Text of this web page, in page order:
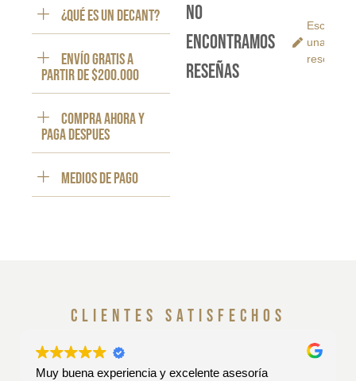
¿Qué es un decant?
ENVÍO GRATIS a
partir de $200.000
Compra ahora y
paga despues
Medios de pago
No
encontramos
reseñas
Escribe
una
reseña
clientes satisfechos
Muy buena experiencia y excelente asesoría